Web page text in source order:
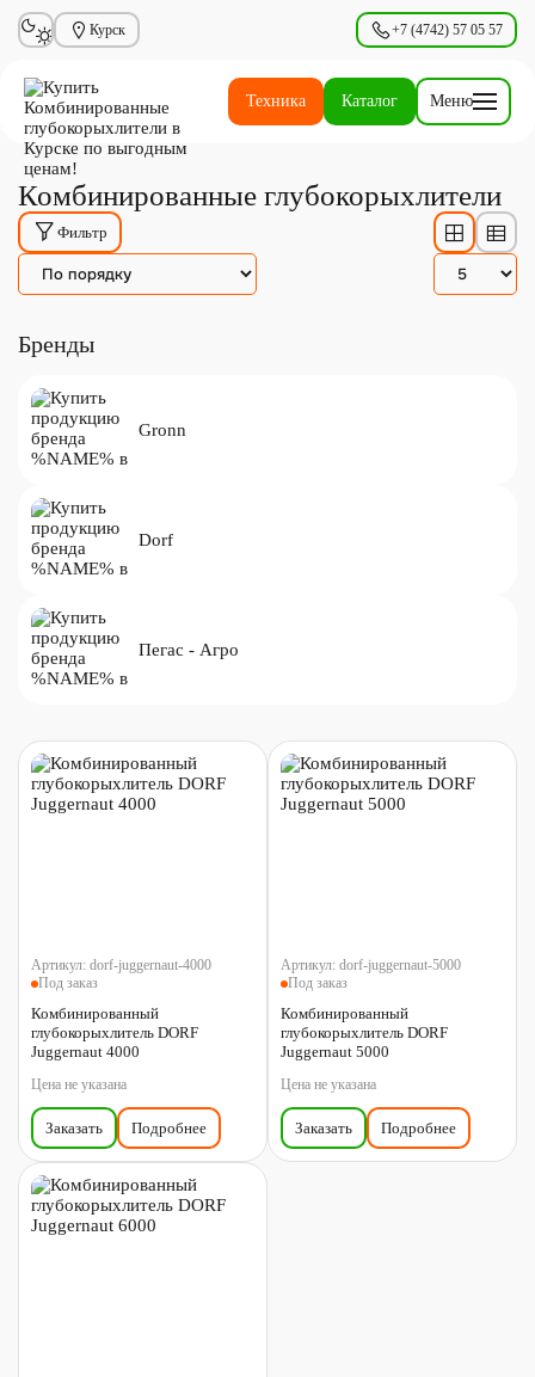
Курск +7 (4742) 57 05 57
Техника Каталог Меню
Комбинированные глубокорыхлители
Фильтр
Бренды
Gronn
Dorf
Пегас - Агро
Артикул: dorf-juggernaut-4000
Под заказ
Комбинированный
глубокорыхлитель DORF
Juggernaut 4000
Цена не указана
Заказать Подробнее
Артикул: dorf-juggernaut-5000
Под заказ
Комбинированный
глубокорыхлитель DORF
Juggernaut 5000
Цена не указана
Заказать Подробнее